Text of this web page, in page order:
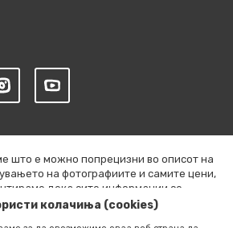
што е можно попрецизни во описот на
на фотографиите и самите цени,
дека сите информации се
Сите артикли прикажани на сајтот се
колачиња (cookies)